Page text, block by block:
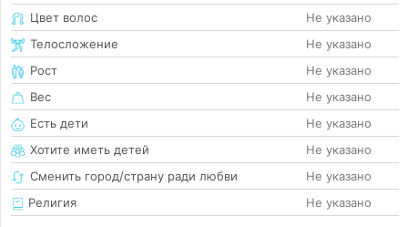
Цвет волос
Не указано
Телосложение
Не указано
Рост
Не указано
Вес
Не указано
Есть дети
Не указано
Хотите иметь детей
Не указано
Сменить город/страну ради любви
Не указано
Религия
Не указано